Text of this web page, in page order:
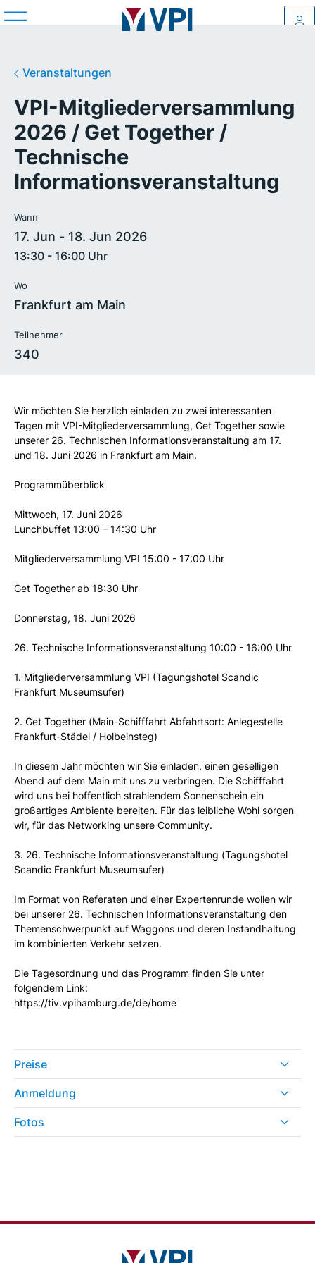
Veranstaltungen
VPI-Mitgliederversammlung
2026 / Get Together /
Technische
Informationsveranstaltung
Wann
17. Jun - 18. Jun 2026
13:30 - 16:00 Uhr
Wo
Frankfurt am Main
Teilnehmer
340
Wir möchten Sie herzlich einladen zu zwei interessanten
Tagen mit VPI-Mitgliederversammlung, Get Together sowie
unserer 26. Technischen Informationsveranstaltung am 17.
und 18. Juni 2026 in Frankfurt am Main.
Programmüberblick
Mittwoch, 17. Juni 2026
Lunchbuffet 13:00 – 14:30 Uhr
Mitgliederversammlung VPI 15:00 - 17:00 Uhr
Get Together ab 18:30 Uhr
Donnerstag, 18. Juni 2026
26. Technische Informationsveranstaltung 10:00 - 16:00 Uhr
1. Mitgliederversammlung VPI (Tagungshotel Scandic
Frankfurt Museumsufer)
2. Get Together (Main-Schifffahrt Abfahrtsort: Anlegestelle
Frankfurt-Städel / Holbeinsteg)
In diesem Jahr möchten wir Sie einladen, einen geselligen
Abend auf dem Main mit uns zu verbringen. Die Schifffahrt
wird uns bei hoffentlich strahlendem Sonnenschein ein
großartiges Ambiente bereiten. Für das leibliche Wohl sorgen
wir, für das Networking unsere Community.
3. 26. Technische Informationsveranstaltung (Tagungshotel
Scandic Frankfurt Museumsufer)
Im Format von Referaten und einer Expertenrunde wollen wir
bei unserer 26. Technischen Informationsveranstaltung den
Themenschwerpunkt auf Waggons und deren Instandhaltung
im kombinierten Verkehr setzen.
Die Tagesordnung und das Programm finden Sie unter
folgendem Link:
https://tiv.vpihamburg.de/de/home
Preise
Anmeldung
Fotos